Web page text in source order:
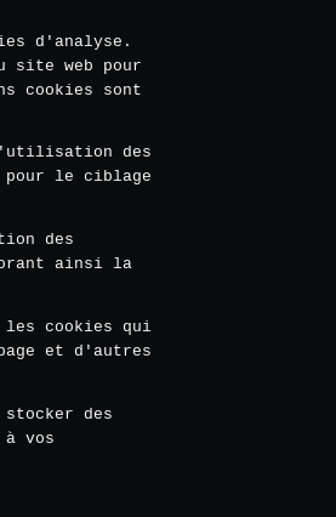
d'analyse.
web pour
cookies sont
des
le ciblage
des
ainsi la
les cookies qui
et d'autres
des
vos